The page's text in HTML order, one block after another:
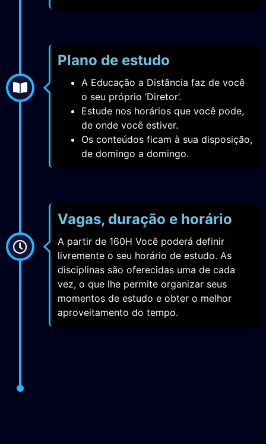
Plano de estudo
A Educação a Distância faz de você
o seu próprio ‘Diretor’.
Estude nos horários que você pode,
de onde você estiver.
Os conteúdos ficam à sua disposição,
de domingo a domingo.
Vagas, duração e horário
A partir de 160H Você poderá definir
livremente o seu horário de estudo. As
disciplinas são oferecidas uma de cada
vez, o que lhe permite organizar seus
momentos de estudo e obter o melhor
aproveitamento do tempo.